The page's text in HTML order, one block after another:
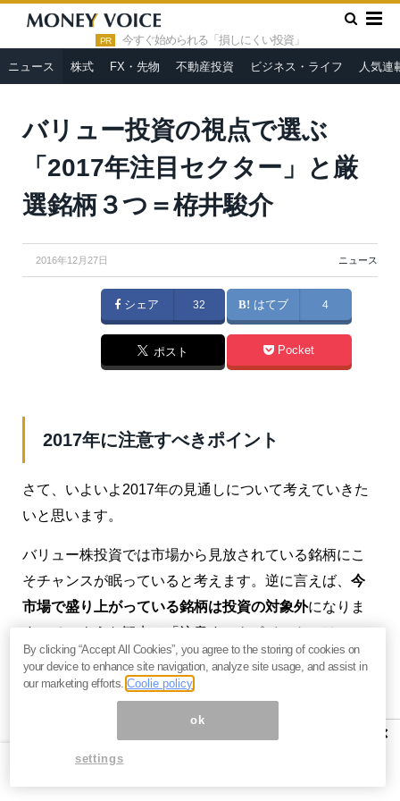
PR 今すぐ始められる「損しにくい投資」
ニュース 株式 FX・先物 不動産投資 ビジネス・ライフ 人気連
HOME » ニュース »
バリュー投資の視点で選ぶ「2017年注目
セクター」と厳選銘柄３つ＝栫井駿介
バリュー投資の視点で選ぶ
「2017年注目セクター」と厳
選銘柄３つ＝栫井駿介
2016年12月27日 ニュース
シェア 32 はてブ 4
ポスト Pocket
2017年に注意すべきポイント
さて、いよいよ2017年の見通しについて考えていきた
いと思います。
バリュー株投資では市場から見放されている銘柄にこ
そチャンスが眠っていると考えます。逆に言えば、 今
市場で盛り上がっている銘柄は投資の対象外になりま
す。そのような観点で「注意すべきポイント」は、
「輸出」「設備投資」「開発競争」です。
注意点その1：輸出
トランプ新大統領決定以後、ドル高円安が進み、輸出
関連企業の株価は大きく上昇しました。しかし、私は
×
By clicking “Accept All Cookies”, you agree to the storing of cookies on
your device to enhance site navigation, analyze site usage, and assist in
our marketing efforts.Coolie policy
ok
settings